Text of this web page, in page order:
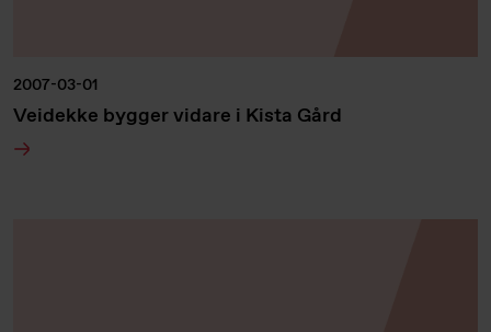
2007-03-01
Veidekke bygger vidare i Kista Gård